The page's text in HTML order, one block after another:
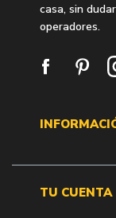
casa, sin
operadores.
TU CUENTA